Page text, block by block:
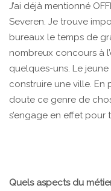
J’ai déjà mentionné
Severen. Je trouve
bureaux le temps de
nombreux concours à
quelques-uns. Le
construire une ville. En
doute ce genre de
s’engage en effet pour
Quels aspects du